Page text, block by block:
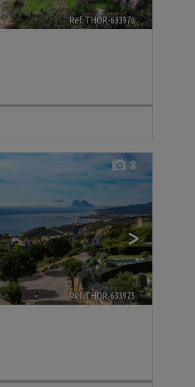
Ref. THOR-633976🔗
>
8
Ref. THOR-633975 🔗